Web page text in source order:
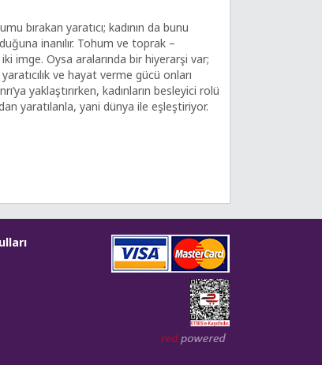
bırakan yaratıcı; kadının da bunu
inanılır. Tohum ve toprak –
imge. Oysa aralarında bir hiyerarşi var;
ve hayat verme gücü onları
yaklaştırırken, kadınların besleyici rolü
yaratılanla, yani dünya ile eşleştiriyor.
Web tasarım: Red Bilişim